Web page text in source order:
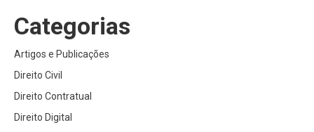
Categorias
Artigos e Publicações
Direito Civil
Direito Contratual
Direito Digital